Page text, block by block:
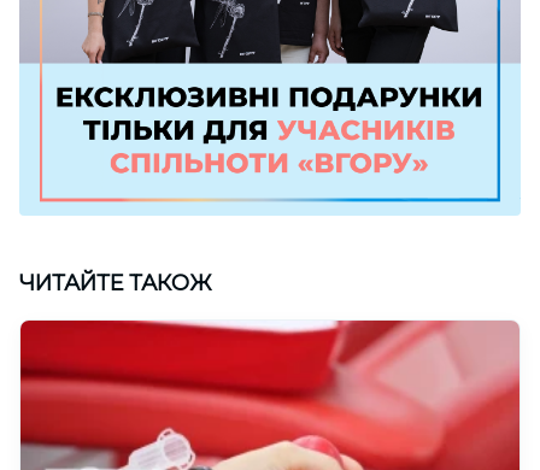
ЧИТАЙТЕ ТАКОЖ